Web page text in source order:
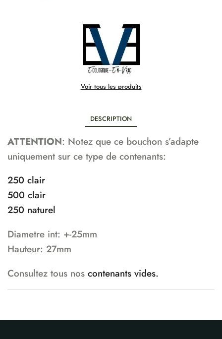
Voir tous les produits
DESCRIPTION
ATTENTION: Notez que ce bouchon s’adapte
uniquement sur ce type de contenants:
250 clair
500 clair
250 naturel
Diametre int: +-25mm
Hauteur: 27mm
Consultez tous nos contenants vides.